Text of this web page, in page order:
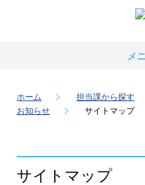
メ
ホーム 担当課から探す
お知らせ
サイトマップ
サイトマップ